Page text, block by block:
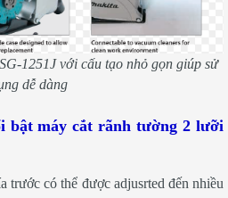
1251J với cấu tạo nhỏ gọn giúp sử
dễ dàng
bật máy cắt rãnh tường 2 lưỡi
trước có thể được adjusrted đến nhiều